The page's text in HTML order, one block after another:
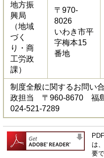
地方振
興局
（地域
づく
り・商
工労政
課）
〒970-
8026
いわき市平
字梅本15
番地
制度全般に関するお問い
政担当 〒960-8670 福
024-521-7289
は
要で